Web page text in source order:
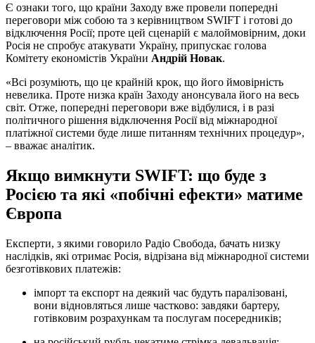
Є ознаки того, що країни Заходу вже провели попередні
переговори між собою та з керівництвом SWIFT і готові до
відключення Росії; проте цей сценарій є малоймовірним, доки
Росія не спробує атакувати Україну, припускає голова
Комітету економістів України Андрій Новак.
«Всі розуміють, що це крайній крок, що його ймовірність
невелика. Проте низка країн Заходу анонсувала його на весь
світ. Отже, попередні переговори вже відбулися, і в разі
політичного рішення відключення Росії від міжнародної
платіжної системи буде лише питанням технічних процедур»,
– вважає аналітик.
Якщо вимкнути SWIFT: що буде з
Росією та які «побічні ефекти» матиме
Європа
Експерти, з якими говорило Радіо Свобода, бачать низку
наслідків, які отримає Росія, відрізана від міжнародної системи
безготівкових платежів:
імпорт та експорт на деякий час будуть паралізовані,
вони відновляться лише частково: завдяки бартеру,
готівковим розрахункам та послугам посередників;